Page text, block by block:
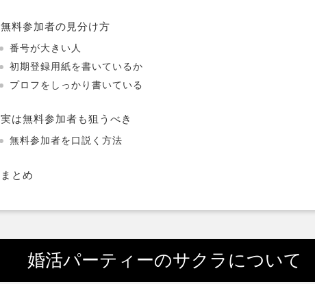
無料参加者の見分け方
番号が大きい人
初期登録用紙を書いているか
プロフをしっかり書いている
実は無料参加者も狙うべき
無料参加者を口説く方法
まとめ
婚活パーティーのサクラについて